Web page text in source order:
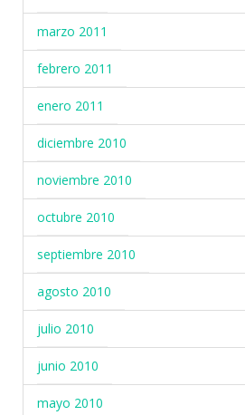
marzo 2011
febrero 2011
enero 2011
diciembre 2010
noviembre 2010
octubre 2010
septiembre 2010
agosto 2010
julio 2010
junio 2010
mayo 2010